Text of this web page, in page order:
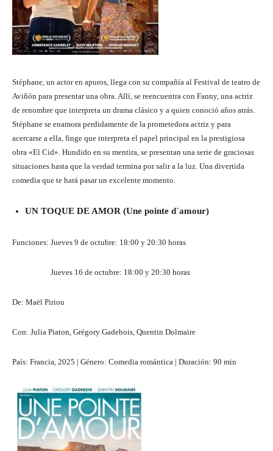
Stéphane, un actor en apuros, llega con su compañía al Festival de teatro de
Aviñón para presentar una obra. Allí, se reencuentra con Fanny, una actriz
de renombre que interpreta un drama clásico y a quien conoció años atrás.
Stéphane se enamora perdidamente de la prometedora actriz y para
acercarse a ella, finge que interpreta el papel principal en la prestigiosa
obra «El Cid». Hundido en su mentira, se presentan una serie de graciosas
situaciones hasta que la verdad termina por salir a la luz. Una divertida
comedia que te hará pasar un excelente momento.
UN TOQUE DE AMOR (Une pointe d´amour)
Funciones: Jueves 9 de octubre: 18:00 y 20:30 horas
Jueves 16 de octubre: 18:00 y 20:30 horas
De: Maël Piriou
Con: Julia Piaton, Grégory Gadebois, Quentin Dolmaire
País: Francia, 2025 | Género: Comedia romántica | Duración: 90 min